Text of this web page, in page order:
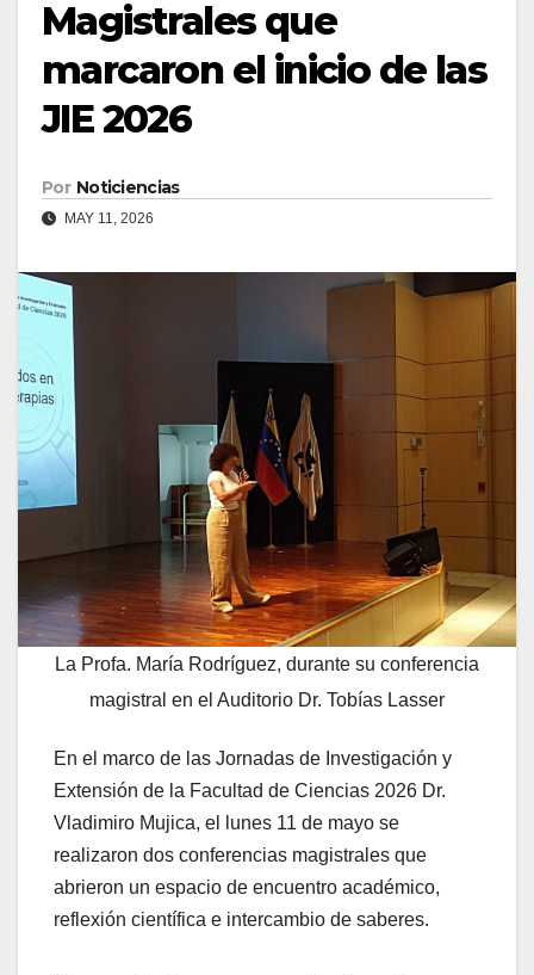
Magistrales que
marcaron el inicio de las
JIE 2026
Por Noticiencias
MAY 11, 2026
La Profa. María Rodríguez, durante su conferencia
magistral en el Auditorio Dr. Tobías Lasser
En el marco de las Jornadas de Investigación y
Extensión de la Facultad de Ciencias 2026 Dr.
Vladimiro Mujica, el lunes 11 de mayo se
realizaron dos conferencias magistrales que
abrieron un espacio de encuentro académico,
reflexión científica e intercambio de saberes.